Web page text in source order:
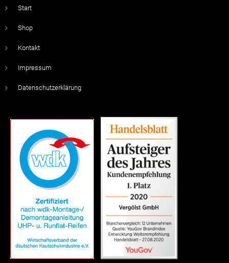
Start
Shop
Kontakt
Impressum
Datenschutzerklärung